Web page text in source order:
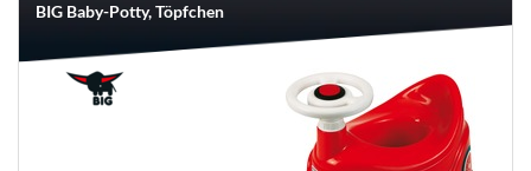
BIG Baby-Potty, Töpfchen